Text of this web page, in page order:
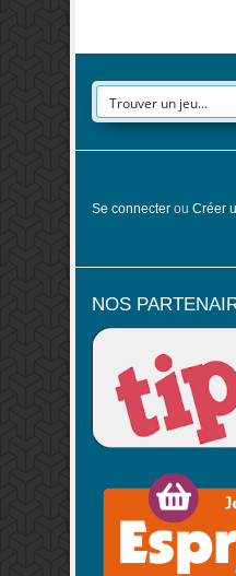
Se connecter ou Créer
NOS